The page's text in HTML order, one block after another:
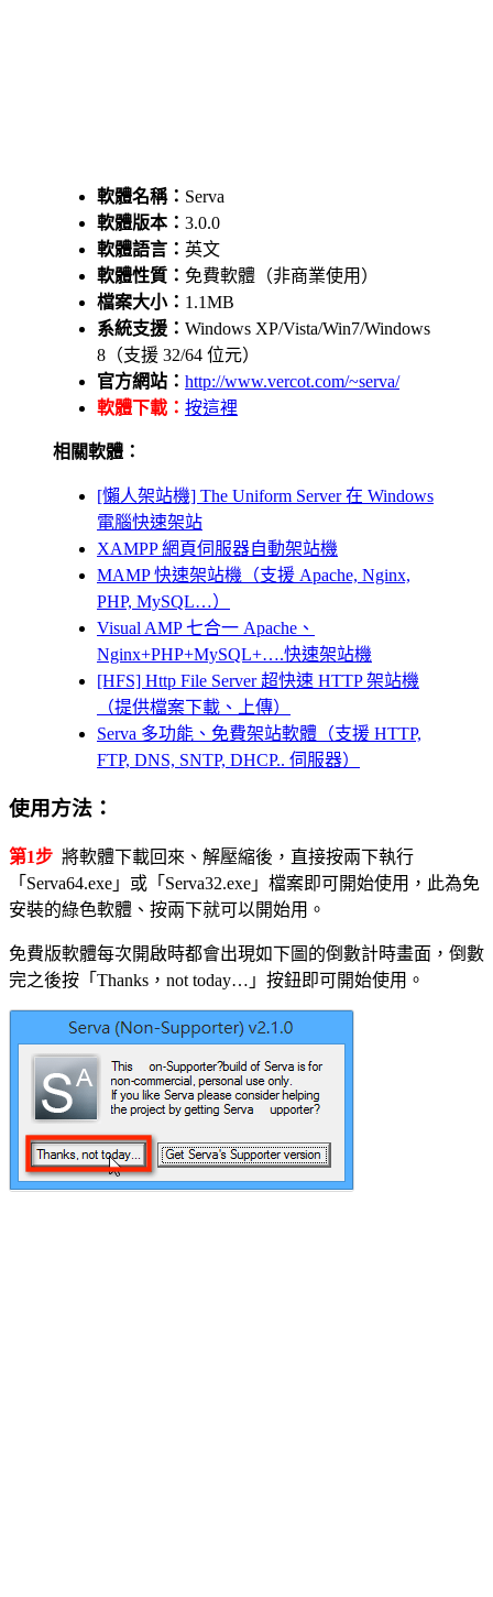
軟體名稱： Serva
軟體版本： 3.0.0
軟體語言： 英文
軟體性質： 免費軟體（非商業使用）
檔案大小： 1.1MB
系統支援： Windows XP/Vista/Win7/Windows
8（支援 32/64 位元）
官方網站： http://www.vercot.com/~serva/
軟體下載： 按這裡
相關軟體：
[懶人架站機] The Uniform Server 在 Windows
電腦快速架站
XAMPP 網頁伺服器自動架站機
MAMP 快速架站機（支援 Apache, Nginx,
PHP, MySQL…）
Visual AMP 七合一 Apache、
Nginx+PHP+MySQL+….快速架站機
[HFS] Http File Server 超快速 HTTP 架站機
（提供檔案下載、上傳）
Serva 多功能、免費架站軟體（支援 HTTP,
FTP, DNS, SNTP, DHCP.. 伺服器）
使用方法：
第1步 將軟體下載回來、解壓縮後，直接按兩下執行
「Serva64.exe」或「Serva32.exe」檔案即可開始使用，此為免
安裝的綠色軟體、按兩下就可以開始用。
免費版軟體每次開啟時都會出現如下圖的倒數計時畫面，倒數
完之後按「Thanks，not today…」按鈕即可開始使用。